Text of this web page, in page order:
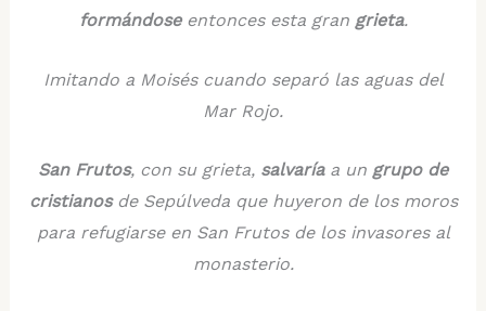
formándose entonces esta gran grieta.
Imitando a Moisés cuando separó las aguas del
Mar Rojo.
San Frutos, con su grieta, salvaríaa un grupo de
cristianosde Sepúlveda que huyeron de los moros
para refugiarse en San Frutos de los invasores al
monasterio.